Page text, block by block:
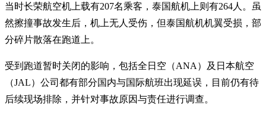
当时长荣航空机上载有207名乘客，泰国航机上则有264人。虽
然擦撞事故发生后，机上无人受伤，但泰国航机机翼受损，部
分碎片散落在跑道上。
受到跑道暂时关闭的影响，包括全日空（ANA）及日本航空
（JAL）公司都有部分国内与国际航班出现延误，目前仍有待
后续现场排除，并针对事故原因与责任进行调查。